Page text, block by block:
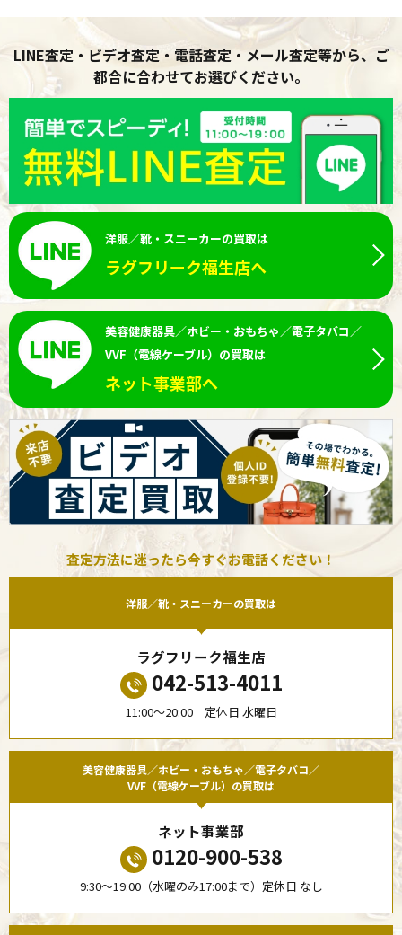
LINE査定・ビデオ査定・電話査定・メール査定等から、ご
都合に合わせてお選びください。
洋服／靴・スニーカーの買取は
ラグフリーク福生店へ
美容健康器具／ホビー・おもちゃ／電子タバコ／
VVF（電線ケーブル）の買取は
ネット事業部へ
査定方法に迷ったら今すぐお電話ください！
洋服／靴・スニーカーの買取は
ラグフリーク福生店
042-513-4011
11:00〜20:00 定休日 水曜日
美容健康器具／ホビー・おもちゃ／電子タバコ／
VVF（電線ケーブル）の買取は
ネット事業部
0120-900-538
9:30〜19:00（水曜のみ17:00まで）定休日 なし